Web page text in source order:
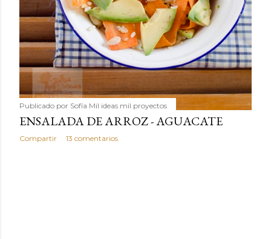
Publicado por Sofía Mil ideas mil proyectos
ENSALADA DE ARROZ - AGUACATE
Compartir 13 comentarios